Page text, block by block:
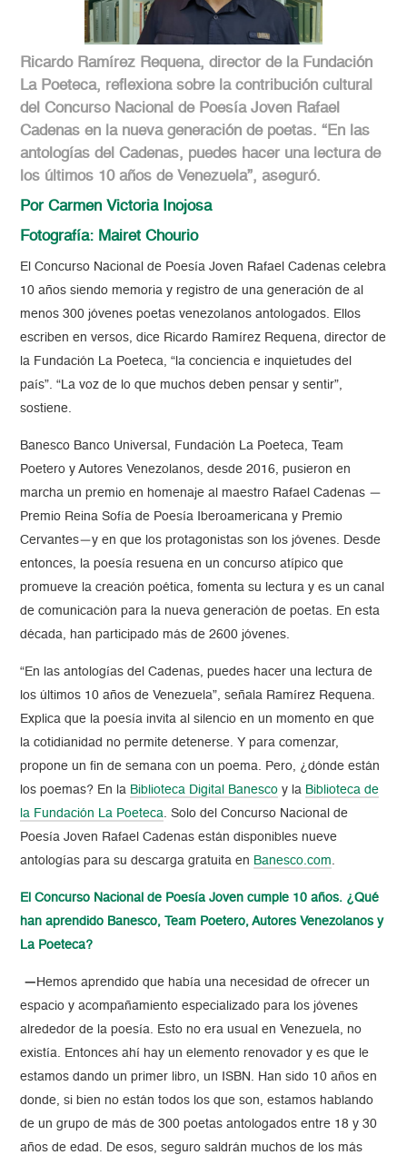
Ricardo Ramírez Requena, director de la Fundación
La Poeteca, reflexiona sobre la contribución cultural
del Concurso Nacional de Poesía Joven Rafael
Cadenas en la nueva generación de poetas. “En las
antologías del Cadenas, puedes hacer una lectura de
los últimos 10 años de Venezuela”, aseguró.
Por Carmen Victoria Inojosa
Fotografía: Mairet Chourio
El Concurso Nacional de Poesía Joven Rafael Cadenas celebra
10 años siendo memoria y registro de una generación de al
menos 300 jóvenes poetas venezolanos antologados. Ellos
escriben en versos, dice Ricardo Ramírez Requena, director de
la Fundación La Poeteca, “la conciencia e inquietudes del
país”. “La voz de lo que muchos deben pensar y sentir”,
sostiene.
Banesco Banco Universal, Fundación La Poeteca, Team
Poetero y Autores Venezolanos, desde 2016, pusieron en
marcha un premio en homenaje al maestro Rafael Cadenas —
Premio Reina Sofía de Poesía Iberoamericana y Premio
Cervantes—y en que los protagonistas son los jóvenes. Desde
entonces, la poesía resuena en un concurso atípico que
promueve la creación poética, fomenta su lectura y es un canal
de comunicación para la nueva generación de poetas. En esta
década, han participado más de 2600 jóvenes.
“En las antologías del Cadenas, puedes hacer una lectura de
los últimos 10 años de Venezuela”, señala Ramírez Requena.
Explica que la poesía invita al silencio en un momento en que
la cotidianidad no permite detenerse. Y para comenzar,
propone un fin de semana con un poema. Pero, ¿dónde están
los poemas? En la Biblioteca Digital Banesco y la Biblioteca de
la Fundación La Poeteca. Solo del Concurso Nacional de
Poesía Joven Rafael Cadenas están disponibles nueve
antologías para su descarga gratuita en Banesco.com.
El Concurso Nacional de Poesía Joven cumple 10 años. ¿Qué
han aprendido Banesco, Team Poetero, Autores Venezolanos y
La Poeteca?
— Hemos aprendido que había una necesidad de ofrecer un
espacio y acompañamiento especializado para los jóvenes
alrededor de la poesía. Esto no era usual en Venezuela, no
existía. Entonces ahí hay un elemento renovador y es que le
estamos dando un primer libro, un ISBN. Han sido 10 años en
donde, si bien no están todos los que son, estamos hablando
de un grupo de más de 300 poetas antologados entre 18 y 30
años de edad. De esos, seguro saldrán muchos de los más